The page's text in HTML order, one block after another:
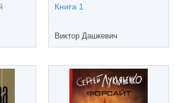
Книга 1
Виктор Дашкевич